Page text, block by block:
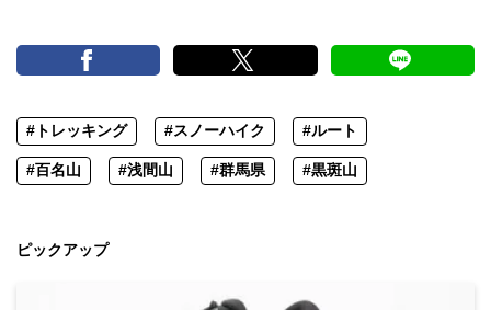
#トレッキング #スノーハイク #ルート
#百名山 #浅間山 #群馬県 #黒斑山
ピックアップ